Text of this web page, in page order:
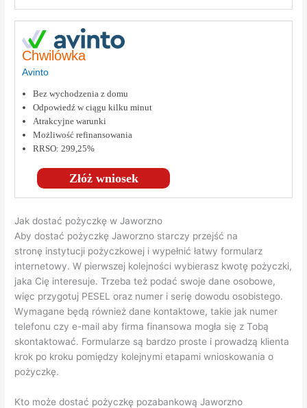
Chwilówka
Avinto
Złóż wniosek
Bez wychodzenia z domu
Odpowiedź w ciągu kilku minut
Atrakcyjne warunki
Możliwość refinansowania
RRSO: 299,25%
Jak dostać pożyczkę w Jaworzno
Aby dostać pożyczkę Jaworzno starczy przejść na
stronę instytucji pożyczkowej i wypełnić łatwy formularz
internetowy. W pierwszej kolejności wybierasz kwotę pożyczki,
jaka Cię interesuje. Trzeba też podać swoje dane osobowe,
więc przygotuj PESEL oraz numer i serię dowodu osobistego.
Wymagane będą również dane kontaktowe, takie jak numer
telefonu czy e-mail aby firma finansowa mogła się z Tobą
skontaktować. Formularze są bardzo proste i prowadzą klienta
krok po kroku pomiędzy kolejnymi etapami wnioskowania o
pożyczkę.
Kto może dostać pożyczkę pozabankową Jaworzno